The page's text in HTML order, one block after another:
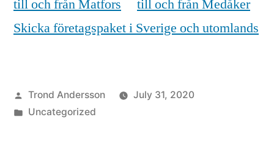
till och från Matfors
till och från Medåker
Skicka företagspaket i Sverige och utomlands
Posted
by
Trond Andersson
July 31, 2020
Posted
Uncategorized